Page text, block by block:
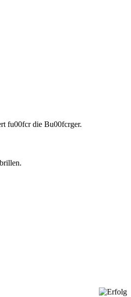
fu00fcr die Bu00fcrger.